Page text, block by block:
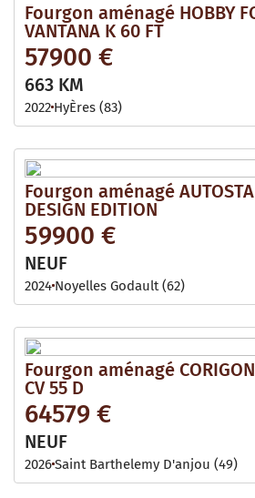
Fourgon aménagé HOBBY
VANTANA K 60 FT
57900 €
663 KM
2022 HyÈres (83)
Fourgon aménagé
DESIGN EDITION
59900 €
NEUF
2024 Noyelles Godault (62)
Fourgon aménagé CORIGON
CV 55 D
64579 €
NEUF
2026Saint Barthelemy D'anjou (49)